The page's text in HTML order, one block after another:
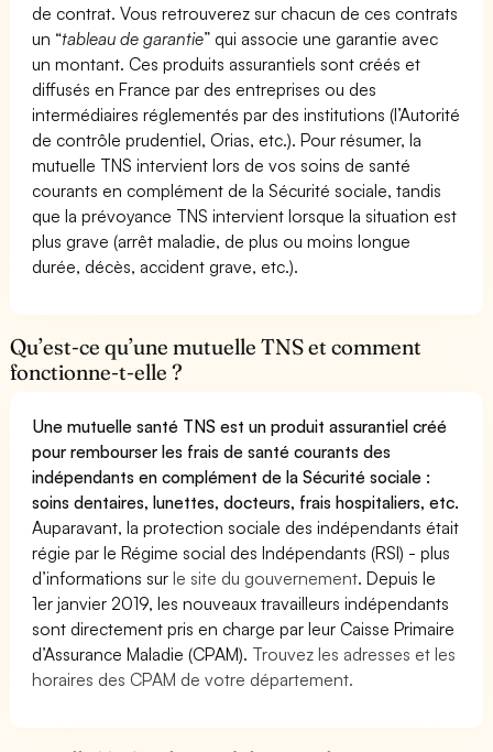
de contrat. Vous retrouverez sur chacun de ces contrats
un “tableau de garantie” qui associe une garantie avec
un montant. Ces produits assurantiels sont créés et
diffusés en France par des entreprises ou des
intermédiaires réglementés par des institutions (l’Autorité
de contrôle prudentiel, Orias, etc.). Pour résumer, la
mutuelle TNS intervient lors de vos soins de santé
courants en complément de la Sécurité sociale, tandis
que la prévoyance TNS intervient lorsque la situation est
plus grave (arrêt maladie, de plus ou moins longue
durée, décès, accident grave, etc.).
Qu’est-ce qu’une mutuelle TNS et comment
fonctionne-t-elle ?
Une mutuelle santé TNS est un produit assurantiel créé
pour rembourser les frais de santé courants des
indépendants en complément de la Sécurité sociale :
soins dentaires, lunettes, docteurs, frais hospitaliers, etc.
Auparavant, la protection sociale des indépendants était
régie par le Régime social des Indépendants (RSI) - plus
d’informations surle site du gouvernement. Depuis le
1er janvier 2019, les nouveaux travailleurs indépendants
sont directement pris en charge par leur Caisse Primaire
d’Assurance Maladie (CPAM). Trouvez les adresses et les
horaires des CPAM de votre département.